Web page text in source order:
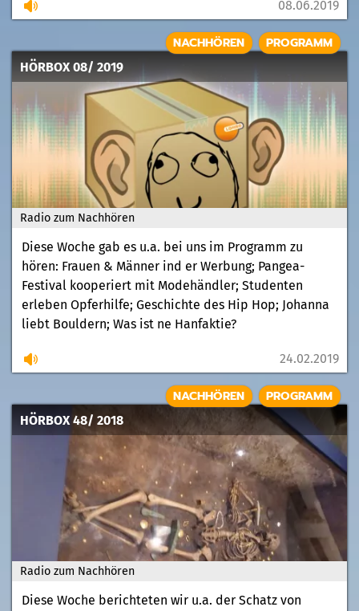
08.06.2019
Radio zum Nachhören
HÖRBOX 08/ 2019
NACHHÖREN PROGRAMM
Diese Woche gab es u.a. bei uns im Programm zu
hören: Frauen & Männer ind er Werbung; Pangea-
Festival kooperiert mit Modehändler; Studenten
erleben Opferhilfe; Geschichte des Hip Hop; Johanna
liebt Bouldern; Was ist ne Hanfaktie?
24.02.2019
Radio zum Nachhören
HÖRBOX 48/ 2018
NACHHÖREN PROGRAMM
Diese Woche berichteten wir u.a. der Schatz von